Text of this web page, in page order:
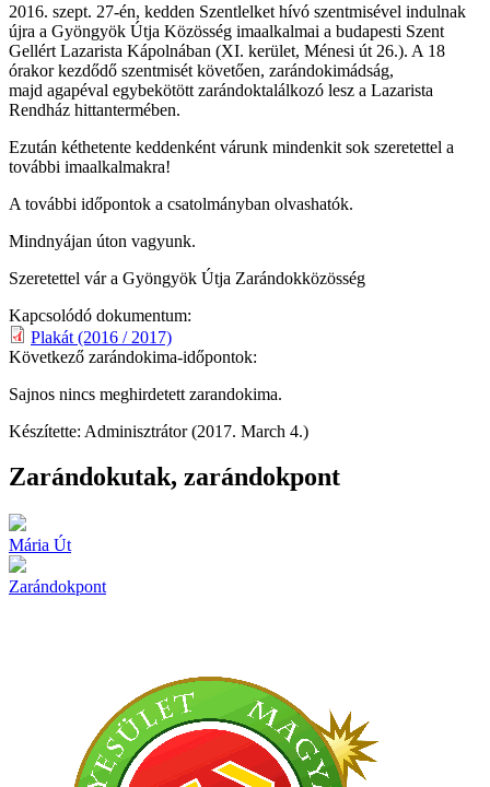
2016. szept. 27-én, kedden Szentlelket hívó szentmisével indulnak
újra a Gyöngyök Útja Közösség imaalkalmai a budapesti Szent
Gellért Lazarista Kápolnában (XI. kerület, Ménesi út 26.). A 18
órakor kezdődő szentmisét követően, zarándokimádság,
majd agapéval egybekötött zarándoktalálkozó lesz a Lazarista
Rendház hittantermében.
Ezután kéthetente keddenként várunk mindenkit sok szeretettel a
további imaalkalmakra!
A további időpontok a csatolmányban olvashatók.
Mindnyájan úton vagyunk.
Szeretettel vár a Gyöngyök Útja Zarándokközösség
Kapcsolódó dokumentum:
Plakát (2016 / 2017)
Következő zarándokima-időpontok:
Sajnos nincs meghirdetett zarandokima.
Készítette: Adminisztrátor (2017. March 4.)
Zarándokutak, zarándokpont
Mária Út
Zarándokpont